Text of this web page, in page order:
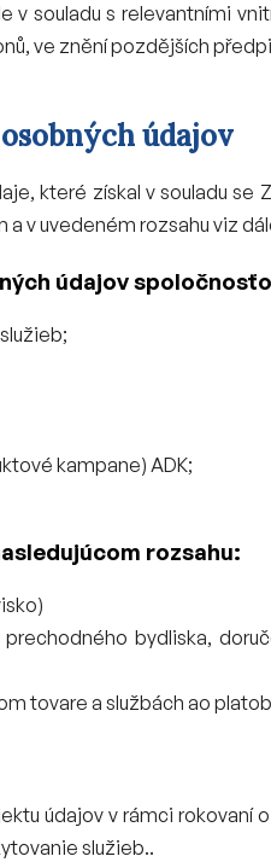
v souladu s relevantními
ve znění pozdějších
údajov
které získal v souladu
v uvedeném rozsahu viz
údajov
kampane) ADK;
rozsahu:
bydliska,
tovare a službách ao
údajov v rámci
služieb..